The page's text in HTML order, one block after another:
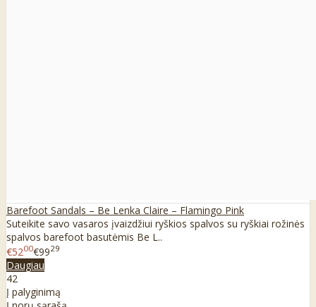
Barefoot Sandals – Be Lenka Claire – Flamingo Pink
Suteikite savo vasaros įvaizdžiui ryškios spalvos su ryškiai rožinės
spalvos barefoot basutėmis Be L..
€5200€9929
Daugiau
42
Į palyginimą